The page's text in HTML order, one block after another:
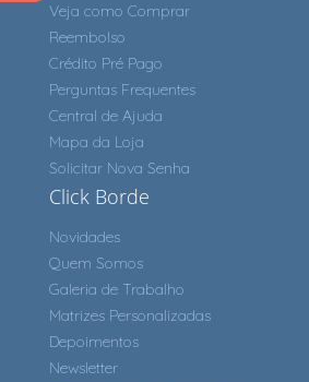
Veja como Comprar
Reembolso
Crédito Pré Pago
Perguntas Frequentes
Central de Ajuda
Mapa da Loja
Solicitar Nova Senha
Click Borde
Novidades
Quem Somos
Galeria de Trabalho
Matrizes Personalizadas
Depoimentos
Newsletter